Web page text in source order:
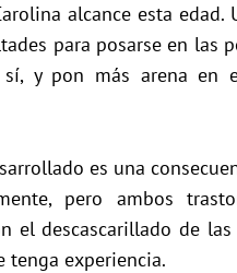
alcance esta
para posarse en las
sí, y pon más arena
es una
pero ambos
el descascarillado de
tenga experiencia.